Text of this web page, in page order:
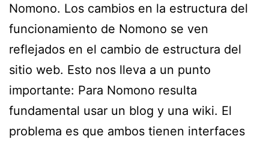
Nomono. Los cambios en la estructura del
funcionamiento de Nomono se ven
reflejados en el cambio de estructura del
sitio web. Esto nos lleva a un punto
importante: Para Nomono resulta
fundamental usar un blog y una wiki. El
problema es que ambos tienen interfaces